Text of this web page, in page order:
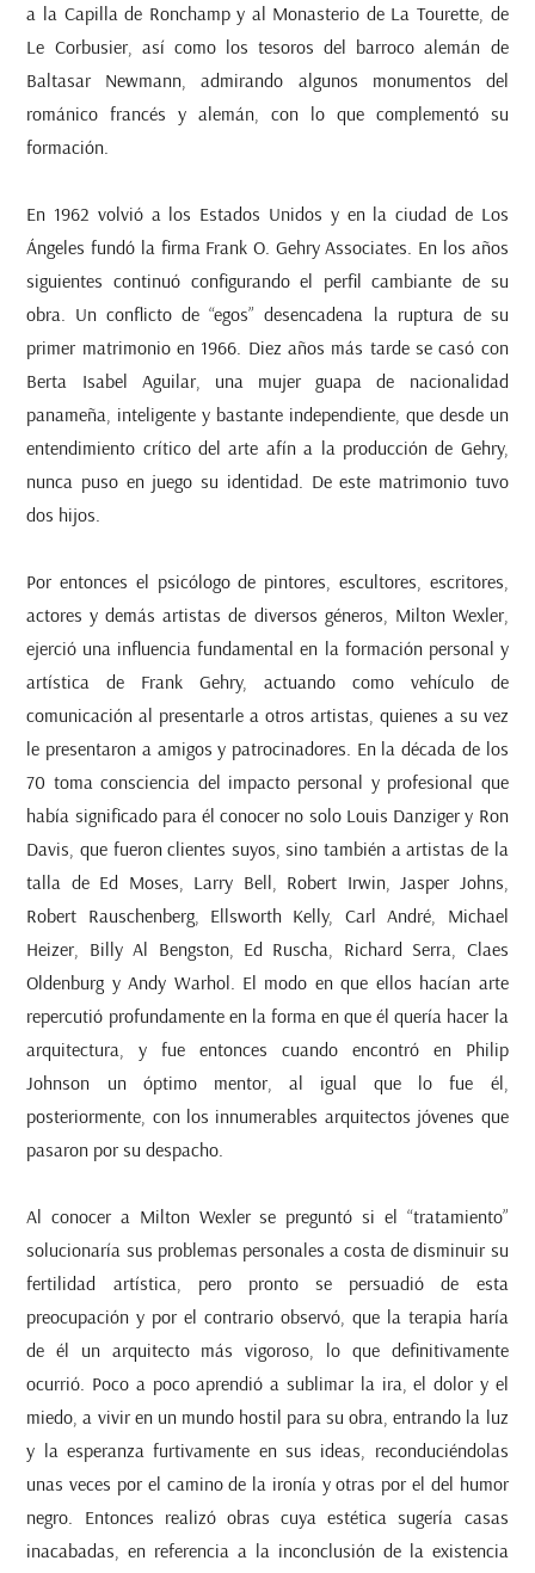
a la Capilla de Ronchamp y al Monasterio de La Tourette, de
Le Corbusier, así como los tesoros del barroco alemán de
Baltasar Newmann, admirando algunos monumentos del
románico francés y alemán, con lo que complementó su
formación.
En 1962 volvió a los Estados Unidos y en la ciudad de Los
Ángeles fundó la firma Frank O. Gehry Associates. En los años
siguientes continuó configurando el perfil cambiante de su
obra. Un conflicto de “egos” desencadena la ruptura de su
primer matrimonio en 1966. Diez años más tarde se casó con
Berta Isabel Aguilar, una mujer guapa de nacionalidad
panameña, inteligente y bastante independiente, que desde un
entendimiento crítico del arte afín a la producción de Gehry,
nunca puso en juego su identidad. De este matrimonio tuvo
dos hijos.
Por entonces el psicólogo de pintores, escultores, escritores,
actores y demás artistas de diversos géneros, Milton Wexler,
ejerció una influencia fundamental en la formación personal y
artística de Frank Gehry, actuando como vehículo de
comunicación al presentarle a otros artistas, quienes a su vez
le presentaron a amigos y patrocinadores. En la década de los
70 toma consciencia del impacto personal y profesional que
había significado para él conocer no solo Louis Danziger y Ron
Davis, que fueron clientes suyos, sino también a artistas de la
talla de Ed Moses, Larry Bell, Robert Irwin, Jasper Johns,
Robert Rauschenberg, Ellsworth Kelly, Carl André, Michael
Heizer, Billy Al Bengston, Ed Ruscha, Richard Serra, Claes
Oldenburg y Andy Warhol. El modo en que ellos hacían arte
repercutió profundamente en la forma en que él quería hacer la
arquitectura, y fue entonces cuando encontró en Philip
Johnson un óptimo mentor, al igual que lo fue él,
posteriormente, con los innumerables arquitectos jóvenes que
pasaron por su despacho.
Al conocer a Milton Wexler se preguntó si el “tratamiento”
solucionaría sus problemas personales a costa de disminuir su
fertilidad artística, pero pronto se persuadió de esta
preocupación y por el contrario observó, que la terapia haría
de él un arquitecto más vigoroso, lo que definitivamente
ocurrió. Poco a poco aprendió a sublimar la ira, el dolor y el
miedo, a vivir en un mundo hostil para su obra, entrando la luz
y la esperanza furtivamente en sus ideas, reconduciéndolas
unas veces por el camino de la ironía y otras por el del humor
negro. Entonces realizó obras cuya estética sugería casas
inacabadas, en referencia a la inconclusión de la existencia